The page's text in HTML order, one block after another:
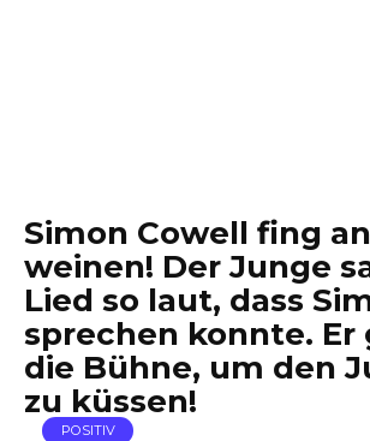
Simon Cowell fing
weinen! Der Junge
Lied so laut, dass
sprechen konnte. Er
die Bühne, um den
zu küssen!
POSITIV